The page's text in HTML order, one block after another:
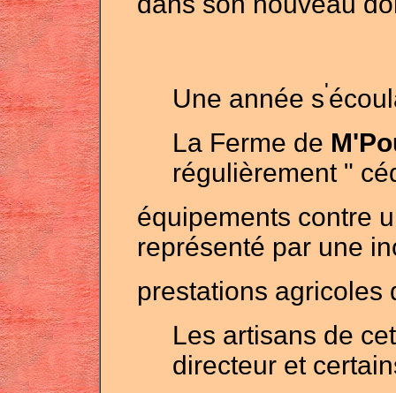
Une année s'
La Ferme de
régulièrement "
équipements contre
représenté par une
prestations
Les artisans de
directeur et